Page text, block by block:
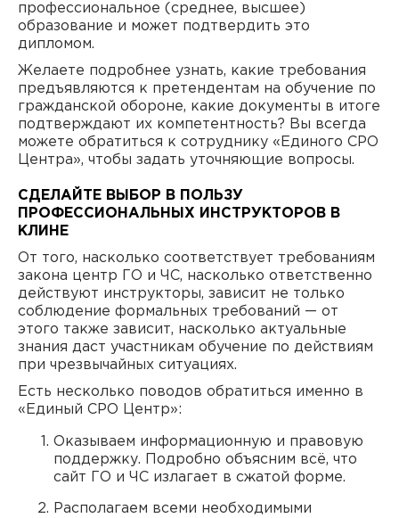
профессиональное (среднее, высшее)
образование и может подтвердить это
дипломом.
Желаете подробнее узнать, какие требования
предъявляются к претендентам на обучение по
гражданской обороне, какие документы в итоге
подтверждают их компетентность? Вы всегда
можете обратиться к сотруднику «Единого СРО
Центра», чтобы задать уточняющие вопросы.
СДЕЛАЙТЕ ВЫБОР В ПОЛЬЗУ
ПРОФЕССИОНАЛЬНЫХ ИНСТРУКТОРОВ В
КЛИНЕ
От того, насколько соответствует требованиям
закона центр ГО и ЧС, насколько ответственно
действуют инструкторы, зависит не только
соблюдение формальных требований — от
этого также зависит, насколько актуальные
знания даст участникам обучение по действиям
при чрезвычайных ситуациях.
Есть несколько поводов обратиться именно в
«Единый СРО Центр»:
Оказываем информационную и правовую
поддержку. Подробно объясним всё, что
сайт ГО и ЧС излагает в сжатой форме.
Располагаем всеми необходимыми